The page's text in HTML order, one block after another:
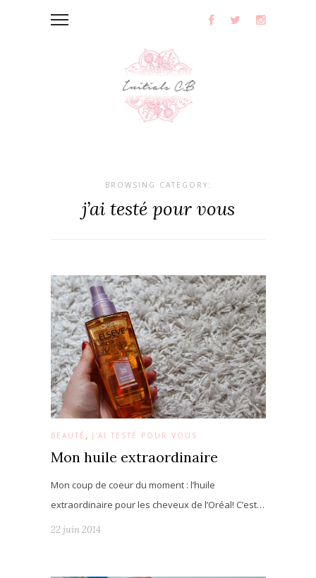
BROWSING CATEGORY:
j’ai testé pour vous
BEAUTÉ , J'AI TESTÉ POUR VOUS
Mon huile extraordinaire
Mon coup de coeur du moment : l’huile
extraordinaire pour les cheveux de l’Oréal! C’est…
22 juin 2014